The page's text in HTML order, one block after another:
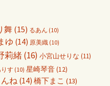
舞 (15) るあん (10)
ゆ (14) 原美織 (10)
莉緒(16) 小宮山せりな (11)
す (10) 星崎琴音(12)
ね (14) 橋下まこ (13)